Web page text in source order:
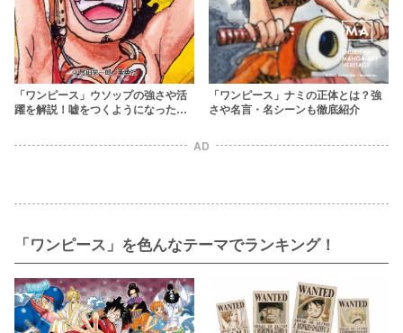
「ワンピース」ウソップの強さや活
躍を解説！嘘をつくようになった過
「ワンピース」ナミの正体とは？強
さや名言・名シーンも徹底紹介
AD
「ワンピース」を色んなテーマでランキング！